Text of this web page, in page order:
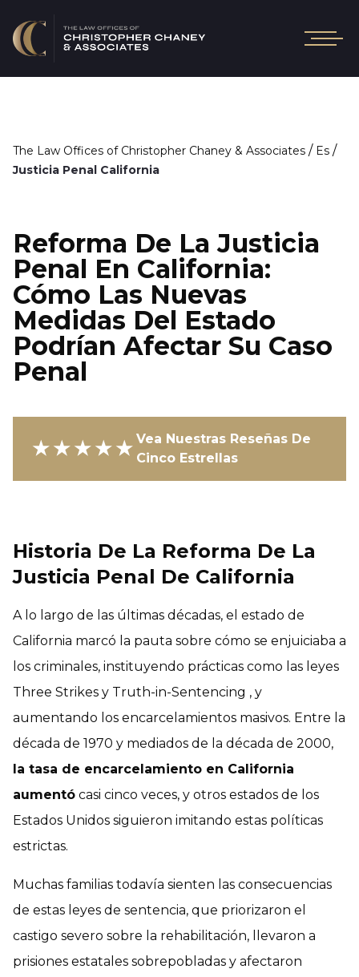
The Law Offices of Christopher Chaney & Associates / Es /
Justicia Penal California
Reforma De La Justicia
Penal En California:
Cómo Las Nuevas
Medidas Del Estado
Podrían Afectar Su Caso
Penal
★★★★★ Vea Nuestras Reseñas De
Cinco Estrellas
Historia De La Reforma De La
Justicia Penal De California
A lo largo de las últimas décadas, el estado de
California marcó la pauta sobre cómo se enjuiciaba a
los criminales, instituyendo prácticas como las leyes
Three Strikes y Truth-in-Sentencing , y
aumentando los encarcelamientos masivos. Entre la
década de 1970 y mediados de la década de 2000,
la tasa de encarcelamiento en California
aumentó casi cinco veces, y otros estados de los
Estados Unidos siguieron imitando estas políticas
estrictas.
Muchas familias todavía sienten las consecuencias
de estas leyes de sentencia, que priorizaron el
castigo severo sobre la rehabilitación, llevaron a
prisiones estatales sobrepobladas y afectaron